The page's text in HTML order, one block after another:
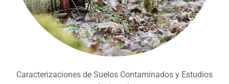
Caracterizaciones de Suelos Contaminados y Estudios